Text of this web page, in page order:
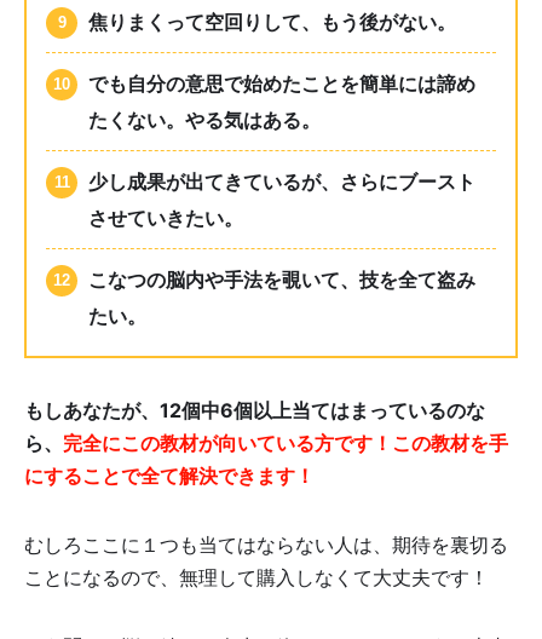
焦りまくって空回りして、もう後がない。
でも自分の意思で始めたことを簡単には諦め
たくない。やる気はある。
少し成果が出てきているが、さらにブースト
させていきたい。
こなつの脳内や手法を覗いて、技を全て盗み
たい。
もしあなたが、12個中6個以上当てはまっているのな
ら、 完全にこの教材が向いている方です！この教材を手
にすることで全て解決できます！
むしろここに１つも当てはならない人は、期待を裏切る
ことになるので、無理して購入しなくて大丈夫です！